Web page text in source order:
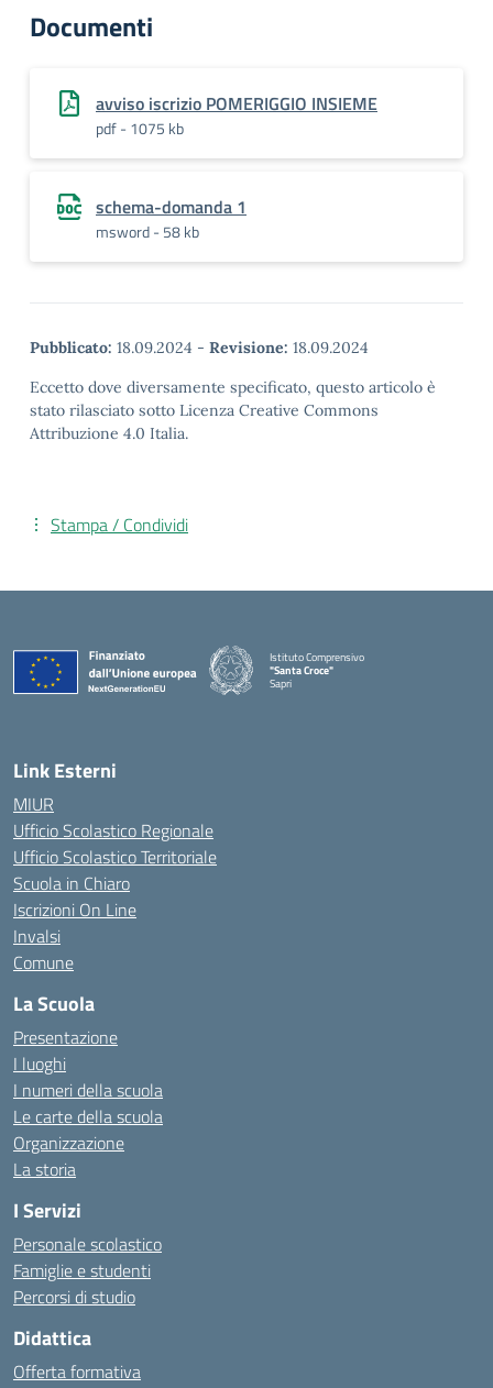
Documenti
avviso iscrizio POMERIGGIO INSIEME
pdf - 1075 kb
schema-domanda 1
msword - 58 kb
Pubblicato: 18.09.2024 - Revisione: 18.09.2024
Eccetto dove diversamente specificato, questo articolo è
stato rilasciato sotto Licenza Creative Commons
Attribuzione 4.0 Italia.
Stampa / Condividi
Istituto Comprensivo
"Santa Croce"
Sapri
— Visita la pagina iniziale della scuola
Link Esterni
MIUR
Ufficio Scolastico Regionale
Ufficio Scolastico Territoriale
Scuola in Chiaro
Iscrizioni On Line
Invalsi
Comune
La Scuola
Presentazione
I luoghi
I numeri della scuola
Le carte della scuola
Organizzazione
La storia
I Servizi
Personale scolastico
Famiglie e studenti
Percorsi di studio
Didattica
Offerta formativa